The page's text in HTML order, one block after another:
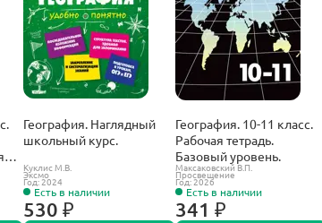
География. Наглядный
школьный курс.
Куклис М.В.
Эксмо
Год: 2024
Есть в наличии
530 ₽
География. 10-11 класс.
Рабочая тетрадь.
Базовый уровень.
Максаковский В.П.
Просвещение
Год: 2026
Есть в наличии
341 ₽